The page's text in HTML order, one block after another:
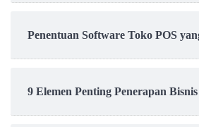
Penentuan Software Toko POS
9 Elemen Penting Penerapan